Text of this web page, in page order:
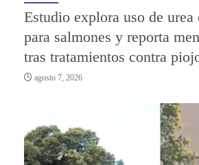
Estudio explora uso de urea
para salmones y reporta
tras tratamientos contra
agosto 7, 2026